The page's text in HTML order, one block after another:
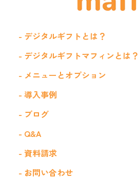
- デジタルギフトとは？
- デジタルギフトマフィンとは？
- メニューとオプション
- 導入事例
- ブログ
- Q&A
- 資料請求
- お問い合わせ